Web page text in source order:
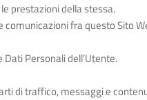
prestazioni della stessa.
fra questo Sito
Personali dell’Utente.
di traffico, messaggi e